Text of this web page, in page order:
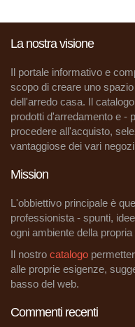
La nostra visione
Il portale informativo e
scopo di creare uno
dell'arredo casa. Il
prodotti d'arredamento e -
procedere all'acquisto,
vantaggiose dei vari
Mission
L'obbiettivo principale è
professionista - spunti,
ogni ambiente della
Il nostro catalogo
alle proprie esigenze,
basso del web.
Commenti recenti